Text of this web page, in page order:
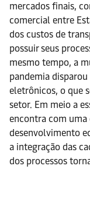
mercados finais,
comercial entre
dos custos de
possuir seus
mesmo tempo, a
pandemia
eletrônicos, o que
setor. Em meio a
encontra com
desenvolvimento
a integração das
dos processos